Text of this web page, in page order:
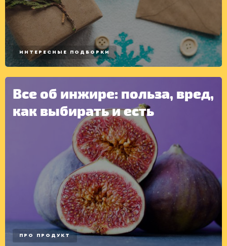
КОНСЕРВАЦИЯ
ИНТЕРЕСНЫЕ ПОДБОРКИ
Все об инжире: польза, вред,
как выбирать и есть
ПРО ПРОДУКТ